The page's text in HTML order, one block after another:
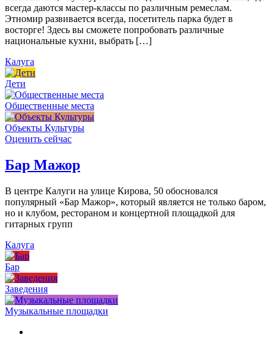
всегда даются мастер-классы по различным ремеслам.
Этномир развивается всегда, посетитель парка будет в
восторге! Здесь вы сможете попробовать различные
национальные кухни, выбрать […]
Калуга
Дети
Общественные места
Объекты Культуры
Оценить сейчас
Бар Мажор
В центре Калуги на улице Кирова, 50 обосновался
популярный «Бар Мажор», который является не только баром,
но и клубом, рестораном и концертной площадкой для
гитарных групп
Калуга
Бар
Заведения
Музыкальные площадки